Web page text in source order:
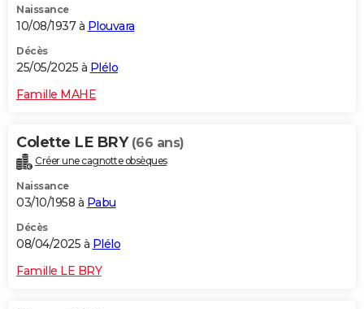
Naissance
10/08/1937 à Plouvara
Décès
25/05/2025 à Plélo
Famille MAHE
Colette LE BRY (66 ans)
Créer une cagnotte obsèques
Naissance
03/10/1958 à Pabu
Décès
08/04/2025 à Plélo
Famille LE BRY